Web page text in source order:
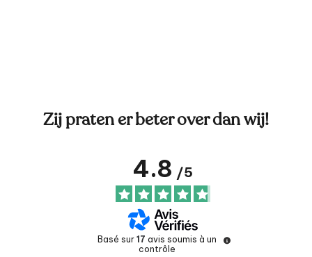
Zij praten er beter over dan wij!
4.8 /5
Basé sur 17 avis soumis à un
contrôle